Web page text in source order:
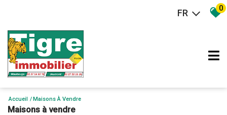
FR 0
Accueil Maisons À Vendre
Maisons à vendre